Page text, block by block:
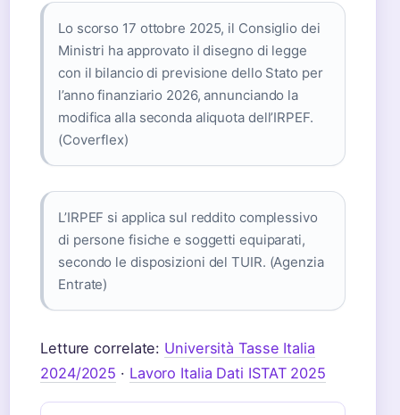
Lo scorso 17 ottobre 2025, il Consiglio dei
Ministri ha approvato il disegno di legge
con il bilancio di previsione dello Stato per
l’anno finanziario 2026, annunciando la
modifica alla seconda aliquota dell’IRPEF.
(Coverflex)
L’IRPEF si applica sul reddito complessivo
di persone fisiche e soggetti equiparati,
secondo le disposizioni del TUIR. (Agenzia
Entrate)
Letture correlate: Università Tasse Italia
2024/2025 · Lavoro Italia Dati ISTAT 2025